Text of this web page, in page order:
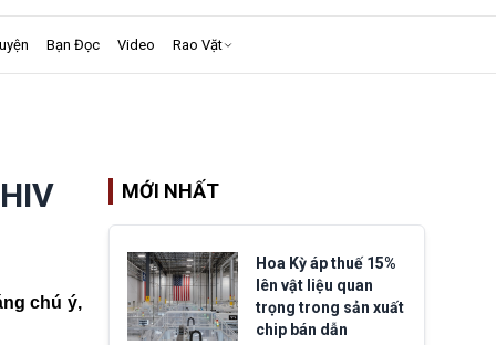
Bạn Đọc Video Rao Vặt
chú ý,
MỚI NHẤT
Hoa Kỳ áp thuế 15%
lên vật liệu quan
trọng trong sản xuất
chip bán dẫn